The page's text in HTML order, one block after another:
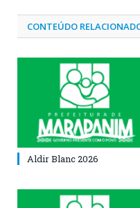
CONTEÚDO
Aldir Blanc 2026